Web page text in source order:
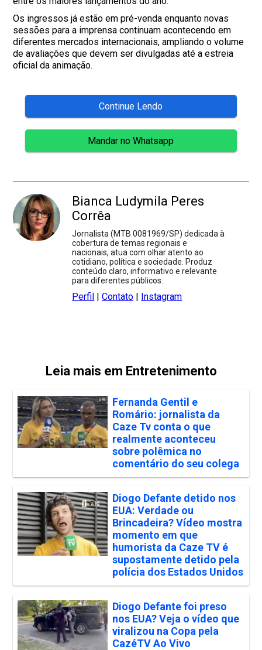
Os ingressos já estão em pré-venda enquanto novas
sessões para a imprensa continuam acontecendo em
diferentes mercados internacionais, ampliando o volume
de avaliações que devem ser divulgadas até a estreia
oficial da animação.
Continue Lendo
Mandar no Whatsapp
Bianca Ludymila Peres
Corrêa
Jornalista (MTB 0081969/SP) dedicada à
cobertura de temas regionais e
nacionais, atua com olhar atento ao
cotidiano, política e sociedade. Produz
conteúdo claro, informativo e relevante
para diferentes públicos.
Perfil |Contato | Instagram
Leia mais em Entretenimento
Fernanda Gentil e
Romário: jornalista da
Caze Tv conta o que
realmente aconteceu
sobre polêmica no
comentário do seu colega
Diogo Defante detido nos
EUA: Verdade ou
Brincadeira? Vídeo mostra
momento em que
humorista da Caze TV é
supostamente detido pela
polícia dos Estados Unidos
Diogo Defante foi preso
nos EUA? Veja o vídeo que
viralizou na Copa pela
CazéTV Ao Vivo